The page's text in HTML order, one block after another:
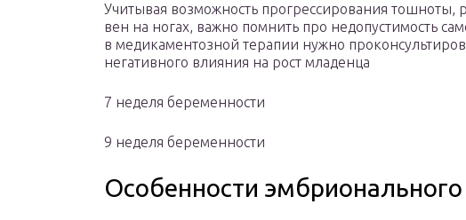
Учитывая возможность прогрессирования тошноты,
вен на ногах, важно помнить про недопустимость
в медикаментозной терапии нужно
негативного влияния на рост младенца
7 неделя беременности
9 неделя беременности
Особенности эмбрионального